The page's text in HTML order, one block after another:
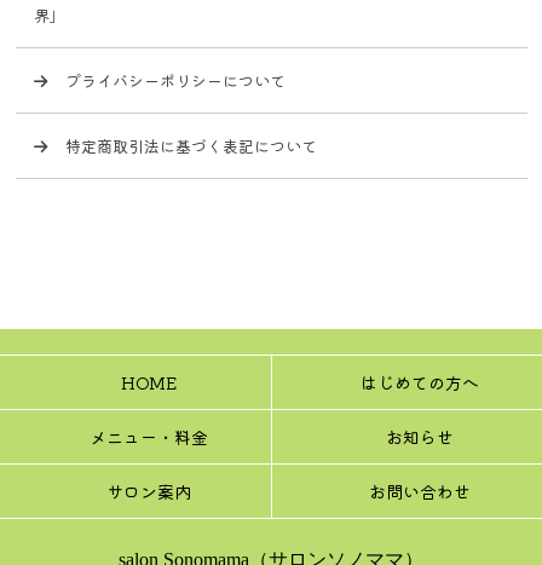
界」
プライバシーポリシーについて
特定商取引法に基づく表記について
HOME はじめての方へ
メニュー・料金 お知らせ
サロン案内 お問い合わせ
salon Sonomama（サロンソノママ）